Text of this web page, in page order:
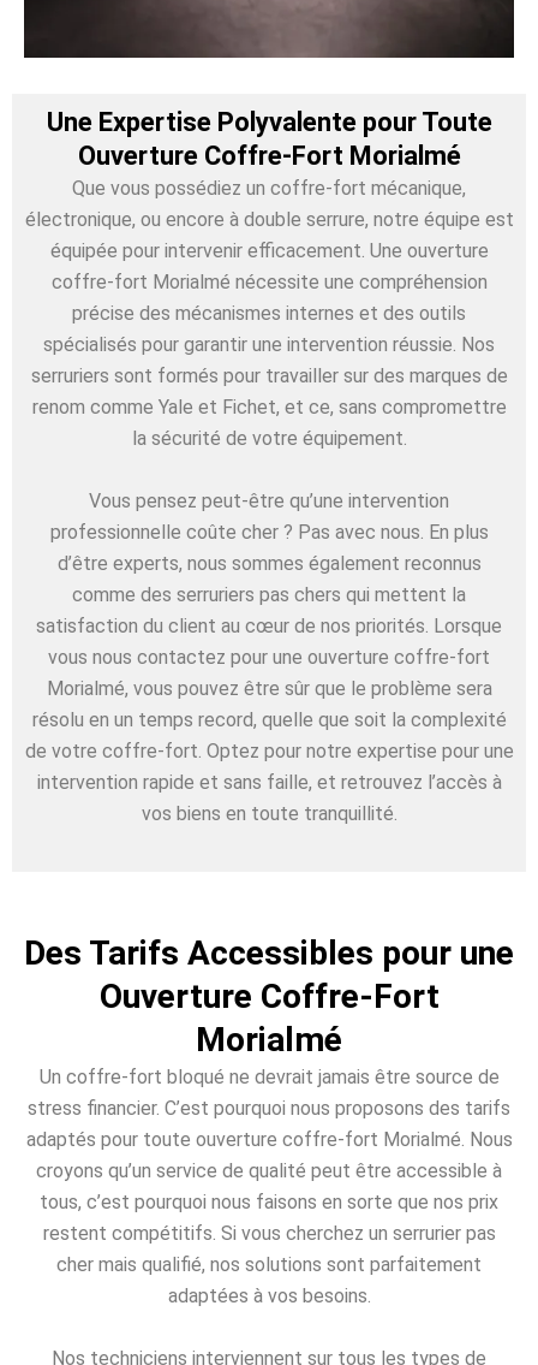
Une Expertise Polyvalente pour Toute
Ouverture Coffre-Fort Morialmé
Que vous possédiez un coffre-fort mécanique,
électronique, ou encore à double serrure, notre équipe est
équipée pour intervenir efficacement. Une ouverture
coffre-fort Morialmé nécessite une compréhension
précise des mécanismes internes et des outils
spécialisés pour garantir une intervention réussie. Nos
serruriers sont formés pour travailler sur des marques de
renom comme Yale et Fichet, et ce, sans compromettre
la sécurité de votre équipement.
Vous pensez peut-être qu’une intervention
professionnelle coûte cher ? Pas avec nous. En plus
d’être experts, nous sommes également reconnus
comme des serruriers pas chers qui mettent la
satisfaction du client au cœur de nos priorités. Lorsque
vous nous contactez pour une ouverture coffre-fort
Morialmé, vous pouvez être sûr que le problème sera
résolu en un temps record, quelle que soit la complexité
de votre coffre-fort. Optez pour notre expertise pour une
intervention rapide et sans faille, et retrouvez l’accès à
vos biens en toute tranquillité.
Des Tarifs Accessibles pour une
Ouverture Coffre-Fort
Morialmé
Un coffre-fort bloqué ne devrait jamais être source de
stress financier. C’est pourquoi nous proposons des tarifs
adaptés pour toute ouverture coffre-fort Morialmé. Nous
croyons qu’un service de qualité peut être accessible à
tous, c’est pourquoi nous faisons en sorte que nos prix
restent compétitifs. Si vous cherchez un serrurier pas
cher mais qualifié, nos solutions sont parfaitement
adaptées à vos besoins.
Nos techniciens interviennent sur tous les types de